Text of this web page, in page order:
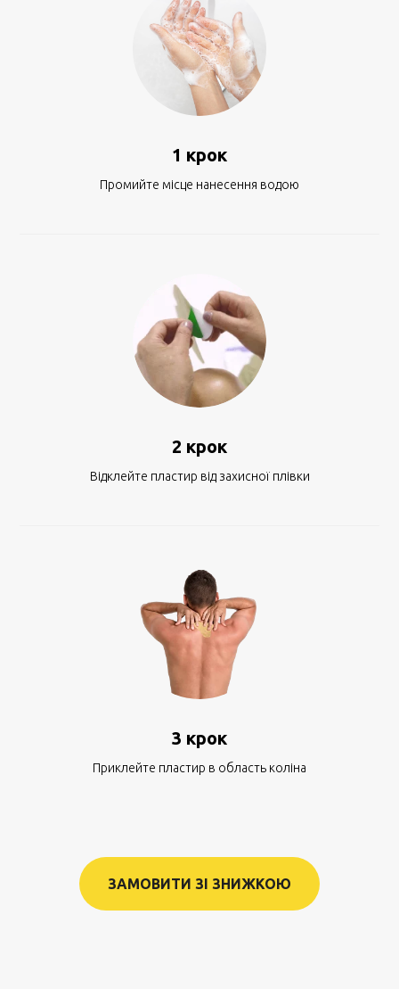
1 крок
Промийте місце нанесення водою
2 крок
Відклейте пластир від захисної плівки
3 крок
Приклейте пластир в область коліна
ЗАМОВИТИ ЗІ ЗНИЖКОЮ